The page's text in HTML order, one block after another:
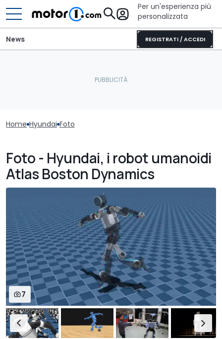
Per un'esperienza più
personalizzata
REGISTRATI / ACCEDI
News
Home Hyundai Foto
Foto - Hyundai, i robot umanoidi
Atlas Boston Dynamics
7